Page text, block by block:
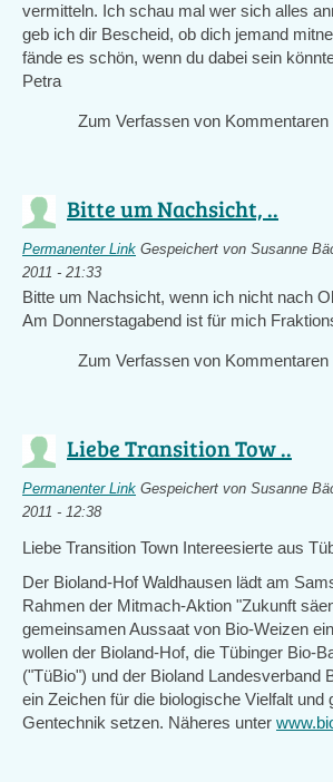
vermitteln. Ich schau mal wer sich alles
geb ich dir Bescheid, ob dich jemand
fände es schön, wenn du dabei sein
Petra
Zum Verfassen von Kommentaren
Bitte um Nachsicht, ..
Permanenter Link Gespeichert von Susanne
2011 - 21:33
Bitte um Nachsicht, wenn ich nicht nach
Am Donnerstagabend ist für mich
Zum Verfassen von Kommentaren
Liebe Transition Tow ..
Permanenter Link Gespeichert von Susanne
2011 - 12:38
Liebe Transition Town Intereesierte aus
Der Bioland-Hof Waldhausen lädt am
Rahmen der Mitmach-Aktion "Zukunft
gemeinsamen Aussaat von Bio-Weizen
wollen der Bioland-Hof, die Tübinger Bio-
("TüBio") und der Bioland Landesverband
ein Zeichen für die biologische Vielfalt und
Gentechnik setzen. Näheres unter